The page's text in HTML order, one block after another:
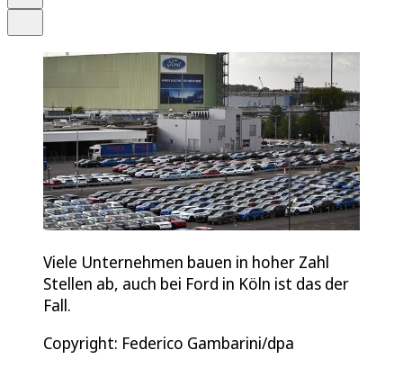
Viele Unternehmen bauen in hoher Zahl
Stellen ab, auch bei Ford in Köln ist das der
Fall.
Copyright: Federico Gambarini/dpa